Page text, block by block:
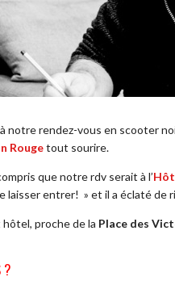
notre rendez-vous en scooter
Rougetout sourire.
que notre rdv serait à l’
laisser entrer! » et il a éclaté de
proche de la Place des
?